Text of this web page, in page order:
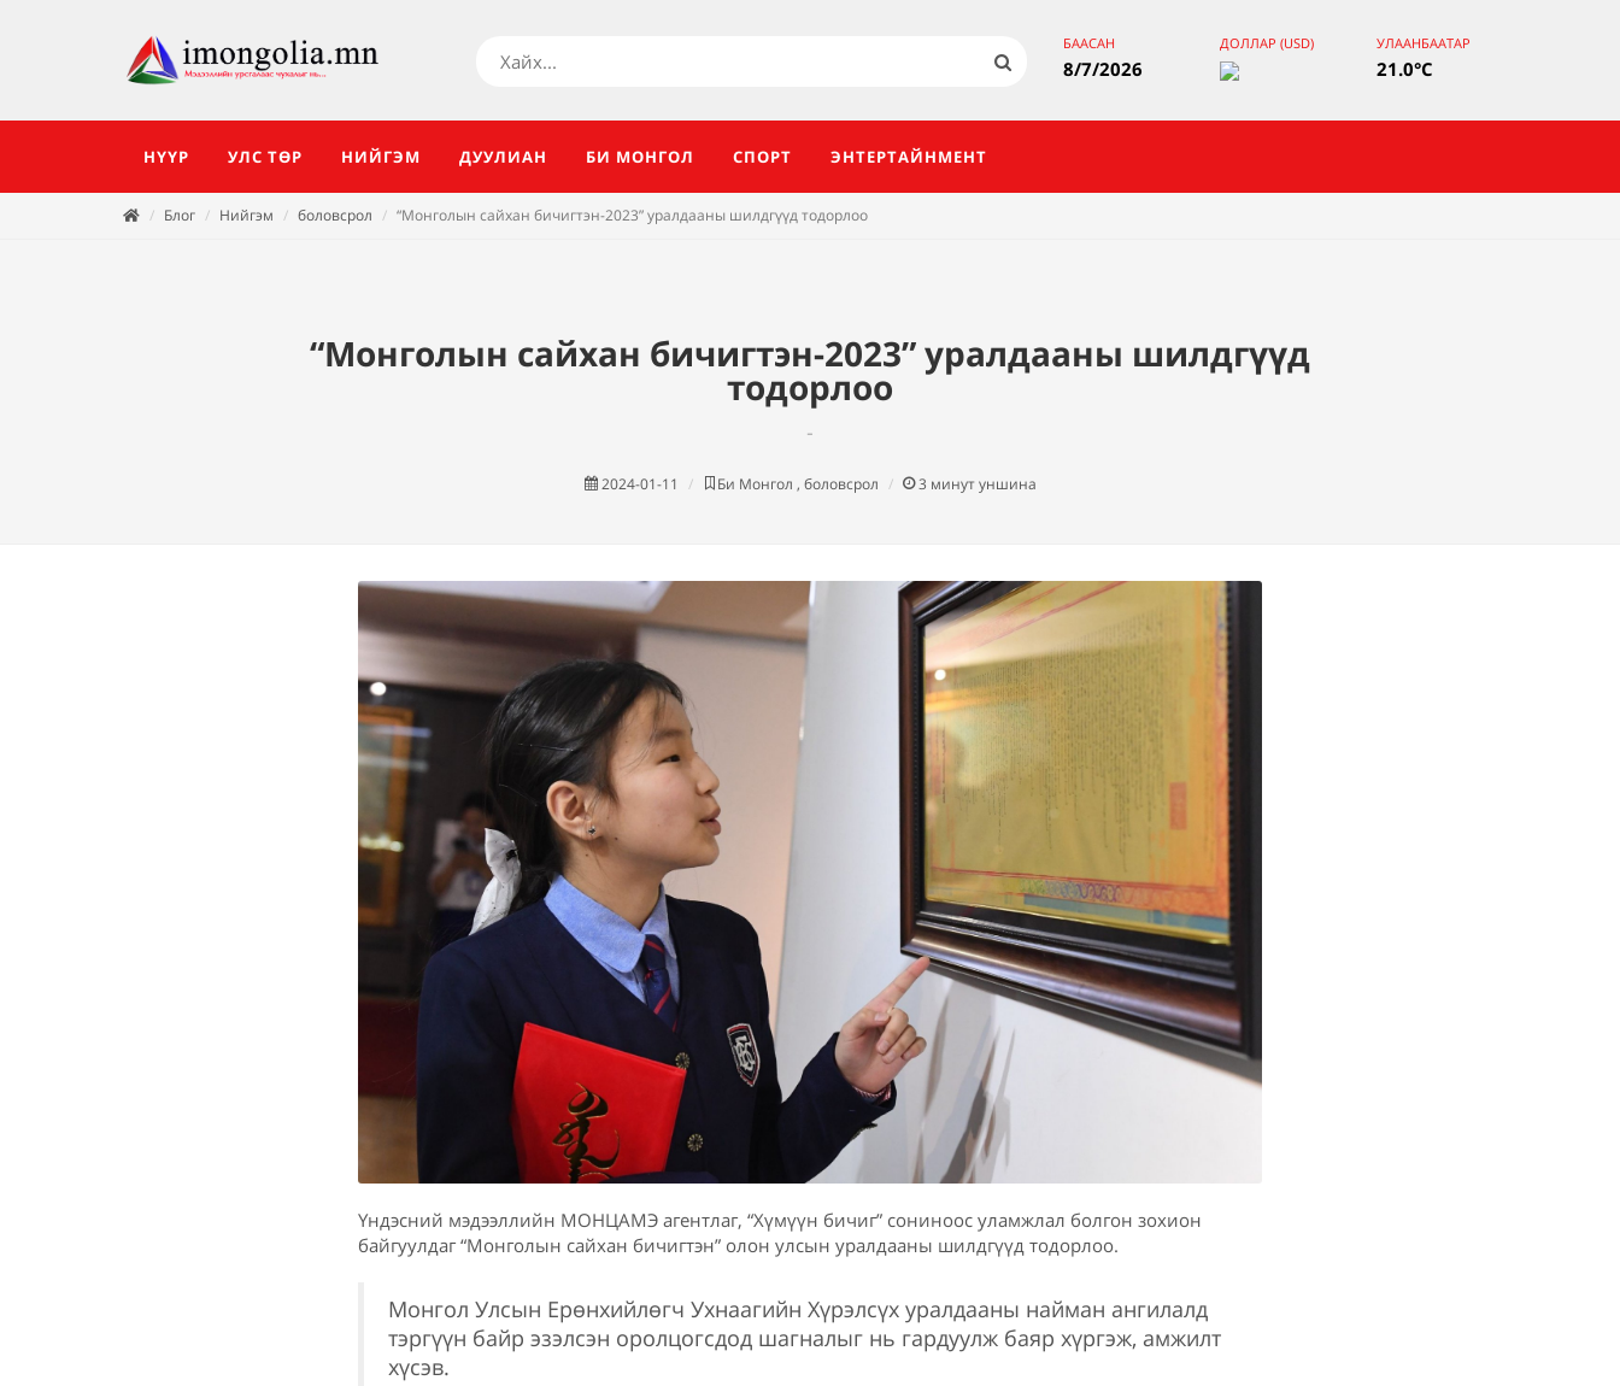
БААСАН
8/7/2026
ДОЛЛАР (USD) УЛААНБААТАР
21.0°C
НҮҮР УЛС ТӨР НИЙГЭМ ДУУЛИАН БИ МОНГОЛ СПОРТ ЭНТЕРТАЙНМЕНТ
Блог Нийгэм боловсрол “Монголын сайхан бичигтэн-2023” уралдааны шилдгүүд тодорлоо
“Монголын сайхан бичигтэн-2023” уралдааны шилдгүүд
тодорлоо
-
2024-01-11 Би Монгол , боловсрол 3 минут уншина
Үндэсний мэдээллийн МОНЦАМЭ агентлаг, “Хүмүүн бичиг” сониноос уламжлал болгон зохион
байгуулдаг “Монголын сайхан бичигтэн” олон улсын уралдааны шилдгүүд тодорлоо.
Монгол Улсын Ерөнхийлөгч Ухнаагийн Хүрэлсүх уралдааны найман ангилалд
тэргүүн байр эзэлсэн оролцогсдод шагналыг нь гардуулж баяр хүргэж, амжилт
хүсэв.